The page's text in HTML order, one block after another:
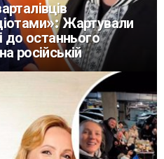
Жартували
до останнього
російській